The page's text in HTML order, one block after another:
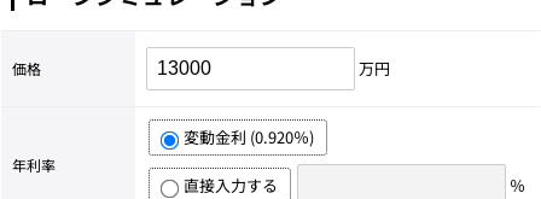
価格 万円
年利率
変動金利 (0.920％)
直接入力する ％